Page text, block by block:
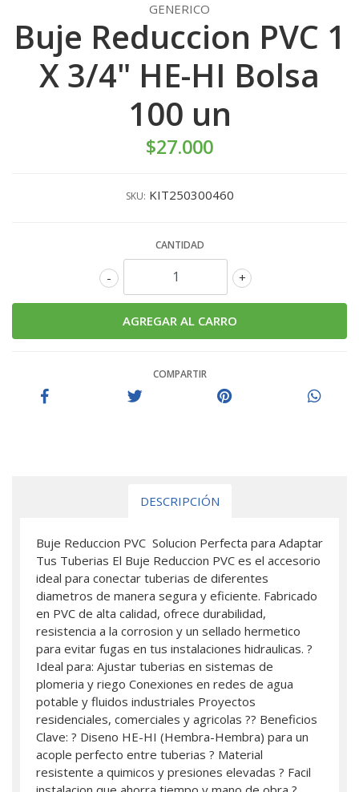
GENERICO
Buje Reduccion PVC 1
X 3/4" HE-HI Bolsa
100 un
$27.000
SKU: KIT250300460
CANTIDAD
+
-
COMPARTIR
DESCRIPCIÓN
Buje Reduccion PVC  Solucion Perfecta para Adaptar
Tus Tuberias El Buje Reduccion PVC es el accesorio
ideal para conectar tuberias de diferentes
diametros de manera segura y eficiente. Fabricado
en PVC de alta calidad, ofrece durabilidad,
resistencia a la corrosion y un sellado hermetico
para evitar fugas en tus instalaciones hidraulicas. ?
Ideal para: Ajustar tuberias en sistemas de
plomeria y riego Conexiones en redes de agua
potable y fluidos industriales Proyectos
residenciales, comerciales y agricolas ?? Beneficios
Clave: ? Diseno HE-HI (Hembra-Hembra) para un
acople perfecto entre tuberias ? Material
resistente a quimicos y presiones elevadas ? Facil